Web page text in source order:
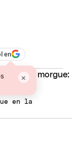
en
×
en la